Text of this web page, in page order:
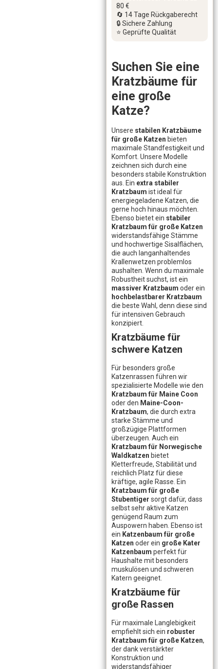
80 €
🔄 14 Tage Rückgaberecht
🔒 Sichere Zahlung
⭐ Geprüfte Qualität
Suchen Sie eine
Kratzbäume für
eine große
Katze?
Unsere stabilen Kratzbäume
für große Katzen bieten
maximale Standfestigkeit und
Komfort. Unsere Modelle
zeichnen sich durch eine
besonders stabile Konstruktion
aus. Ein extra stabiler
Kratzbaum ist ideal für
energiegeladene Katzen, die
gerne hoch hinaus möchten.
Ebenso bietet ein stabiler
Kratzbaum für große Katzen
widerstandsfähige Stämme
und hochwertige Sisalflächen,
die auch langanhaltendes
Krallenwetzen problemlos
aushalten. Wenn du maximale
Robustheit suchst, ist ein
massiver Kratzbaum oder ein
hochbelastbarer Kratzbaum
die beste Wahl, denn diese sind
für intensiven Gebrauch
konzipiert.
Kratzbäume für
schwere Katzen
Für besonders große
Katzenrassen führen wir
spezialisierte Modelle wie den
Kratzbaum für Maine Coon
oder den Maine-Coon-
Kratzbaum, die durch extra
starke Stämme und
großzügige Plattformen
überzeugen. Auch ein
Kratzbaum für Norwegische
Waldkatzen bietet
Kletterfreude, Stabilität und
reichlich Platz für diese
kräftige, agile Rasse. Ein
Kratzbaum für große
Stubentiger sorgt dafür, dass
selbst sehr aktive Katzen
genügend Raum zum
Auspowern haben. Ebenso ist
ein Katzenbaum für große
Katzen oder ein große Kater
Katzenbaum perfekt für
Haushalte mit besonders
muskulösen und schweren
Katern geeignet.
Kratzbäume für
große Rassen
Für maximale Langlebigkeit
empfiehlt sich ein robuster
Kratzbaum für große Katzen,
der dank verstärkter
Konstruktion und
widerstandsfähiger